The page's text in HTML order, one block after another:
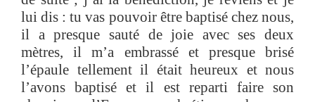
lui dis : tu vas pouvoir être baptisé chez nous,
il a presque sauté de joie avec ses deux
mètres, il m’a embrassé et presque brisé
l’épaule tellement il était heureux et nous
l’avons baptisé et il est reparti faire son